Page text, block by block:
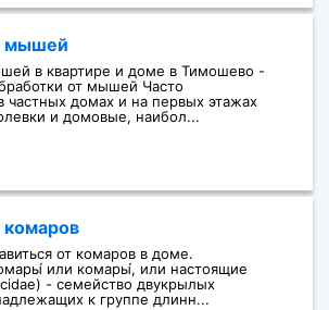
мышей
в квартире и доме в Тимошево -
от мышей Часто
частных домах и на первых этажах
и домовые, наибол...
от комаров в доме.
или комары́, или настоящие
- семейство двукрылых
к группе длинн...